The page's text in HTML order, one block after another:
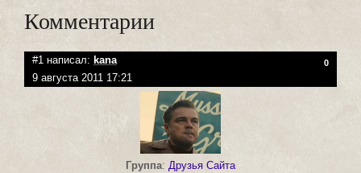
Комментарии
#1 написал: kana 0
9 августа 2011 17:21
Группа: Друзья Сайта